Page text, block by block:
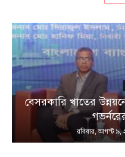
বেসরকারি খাতের
রবিবার, আগস্ট ৯,